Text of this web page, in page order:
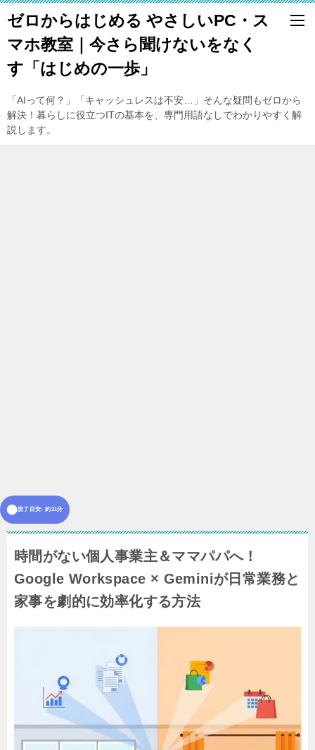
ゼロからはじめる やさしいPC・ス
マホ教室｜今さら聞けないをなく
す「はじめの一歩」
「AIって何？」「キャッシュレスは不安…」そんな疑問もゼロから
解決！暮らしに役立つITの基本を、専門用語なしでわかりやすく解
説します。
読了目安: 約21分
時間がない個人事業主＆ママパパへ！
Google Workspace × Geminiが日常業務と
家事を劇的に効率化する方法